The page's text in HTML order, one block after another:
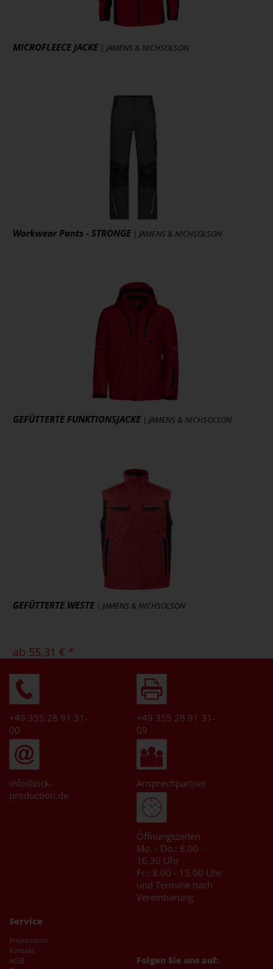
MICROFLEECE JACKE| JAMENS & NICHSOLSON
ab 38,75 € *
Artikel ansehen
Workwear Pants - STRONGE| JAMENS & NICHSOLSON
ab 64,68 € *
Artikel ansehen
GEFÜTTERTE FUNKTIONSJACKE| JAMENS & NICHSOLSON
ab 162,78 € *
GEFÜTTERTE WESTE| JAMENS & NICHSOLSON
ab 55,31 € *
* [MENGEPREIS] Stück
Art.-Nr.: 5704
+49 355 28 91 31-
00
+49 355 28 91 31-
09
info@zick-
production.de
Ansprechpartner
Öffnungszeiten
Mo. - Do.: 8.00 -
16.30 Uhr
Fr.: 8.00 - 15.00 Uhr
und Termine nach
Vereinbarung
Service
Impressum
Kontakt
AGB
Folgen Sie uns auf: